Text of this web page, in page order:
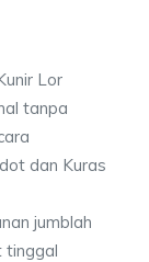
Lor
tanpa
dan Kuras
jumblah
tinggal